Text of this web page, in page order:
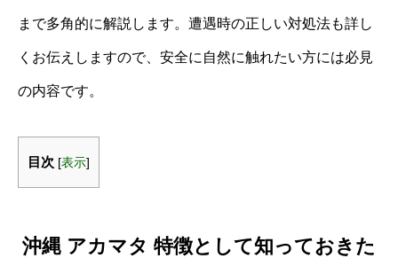
まで多角的に解説します。遭遇時の正しい対処法も詳し
くお伝えしますので、安全に自然に触れたい方には必見
の内容です。
目次 [表示]
沖縄 アカマタ 特徴として知っておきた